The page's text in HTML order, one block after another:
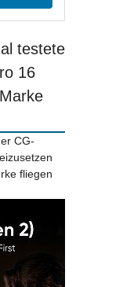
testete
16
CG-
fliegen